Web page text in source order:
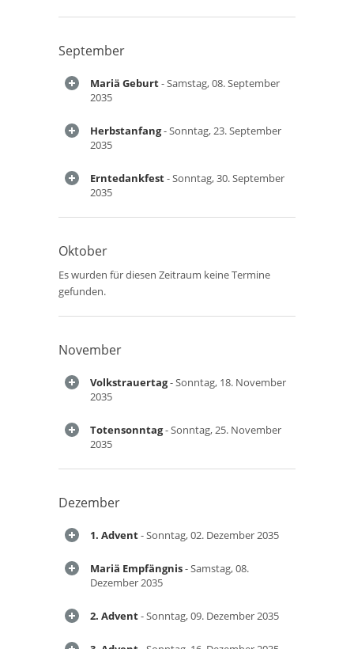
September
Mariä Geburt- Samstag, 08. September
2035
Herbstanfang- Sonntag, 23. September
2035
Erntedankfest- Sonntag, 30. September
2035
Oktober
Es wurden für diesen Zeitraum keine Termine
gefunden.
November
Volkstrauertag- Sonntag, 18. November
2035
Totensonntag- Sonntag, 25. November
2035
Dezember
1. Advent- Sonntag, 02. Dezember 2035
Mariä Empfängnis- Samstag, 08.
Dezember 2035
2. Advent- Sonntag, 09. Dezember 2035